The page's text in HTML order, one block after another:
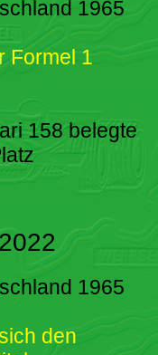
1965
Formel 1
158 belegte
1965
den